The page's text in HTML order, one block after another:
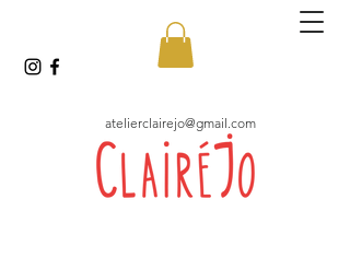
atelierclairejo@gmail.com